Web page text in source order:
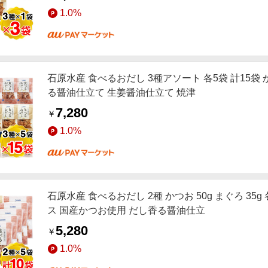
1.0%
石原水産 食べるおだし 3種アソート 各5袋 計15袋
る醤油仕立て 生姜醤油仕立て 焼津
￥ 7,280
1.0%
石原水産 食べるおだし 2種 かつお 50g まぐろ
ス 国産かつお使用 だし香る醤油仕立
￥5,280
1.0%